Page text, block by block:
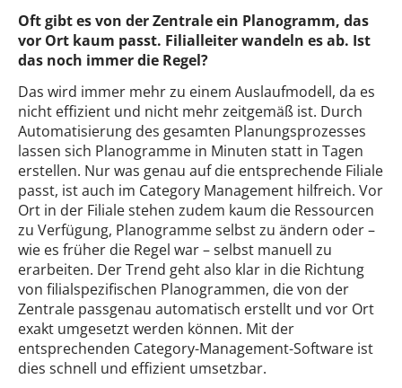
Oft gibt es von der Zentrale ein Planogramm, das
vor Ort kaum passt. Filialleiter wandeln es ab. Ist
das noch immer die Regel?
Das wird immer mehr zu einem Auslaufmodell, da es
nicht effizient und nicht mehr zeitgemäß ist. Durch
Automatisierung des gesamten Planungsprozesses
lassen sich Planogramme in Minuten statt in Tagen
erstellen. Nur was genau auf die entsprechende Filiale
passt, ist auch im Category Management hilfreich. Vor
Ort in der Filiale stehen zudem kaum die Ressourcen
zu Verfügung, Planogramme selbst zu ändern oder –
wie es früher die Regel war – selbst manuell zu
erarbeiten. Der Trend geht also klar in die Richtung
von filialspezifischen Planogrammen, die von der
Zentrale passgenau automatisch erstellt und vor Ort
exakt umgesetzt werden können. Mit der
entsprechenden Category-Management-Software ist
dies schnell und effizient umsetzbar.